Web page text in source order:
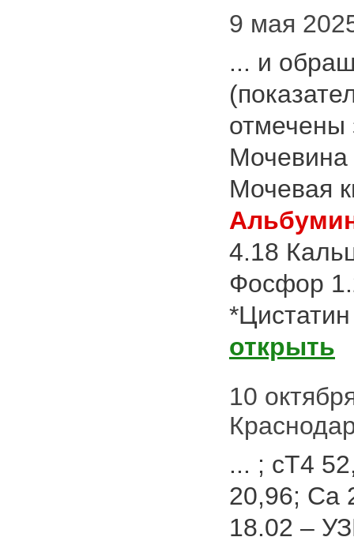
9 мая
... и
отмечены
Мочевина
Мочевая
4.18
Фосфор
открыть
10
... ; сТ4
20,96; Ca
18.02 –